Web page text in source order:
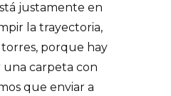
justamente en
la trayectoria,
porque hay
una carpeta con
que enviar a